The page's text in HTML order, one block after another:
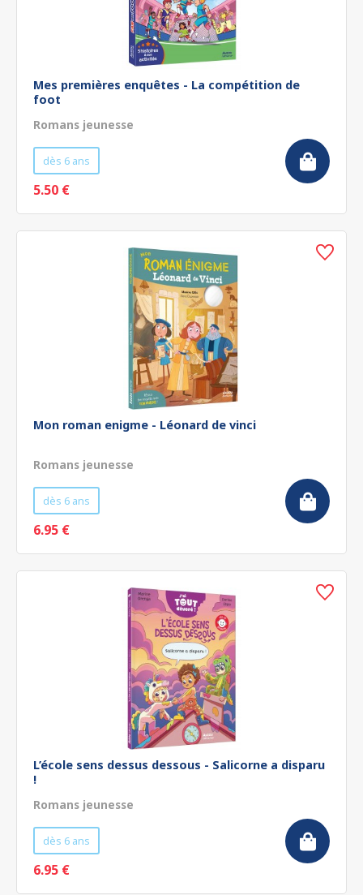
Mes premières enquêtes - La compétition de
foot
Romans jeunesse
dès 6 ans
5.50 €
Mon roman enigme - Léonard de vinci
Romans jeunesse
dès 6 ans
6.95 €
L’école sens dessus dessous - Salicorne a disparu
!
Romans jeunesse
dès 6 ans
6.95 €